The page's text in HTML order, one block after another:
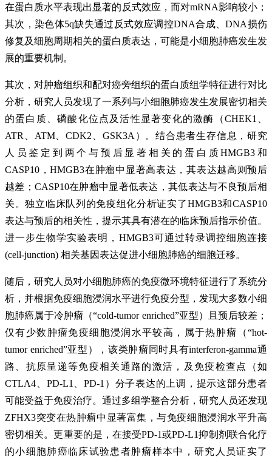
在蛋白质水平表现出显著的反式效应，而对mRNA影响较小；
其次，染色体5q缺失通过反式效应调控DNA合成、DNA损伤
修复及细胞周期相关的蛋白质表达，可能是小细胞肺癌发生发
展的重要机制。
其次，对肿瘤组织和配对癌旁组织的蛋白质组学特征进行对比
分析，研究人员发现了一系列与小细胞肺癌发生发展密切相关
的蛋白质、磷酸化位点及活性显著变化的激酶（CHEK1、
ATR、ATM、CDK2、GSK3A）。结合患者生存信息，研究
人员鉴定到两个与预后显著相关的蛋白质HMGB3和
CASP10，HMGB3在肿瘤中显著高表达，其表达越高则预后
越差；CASP10在肿瘤中显著低表达，其低表达与不良预后相
关。独立临床队列的免疫组化分析证实了HMGB3和CASP10
表达与预后的相关性，提示其具有潜在的临床预后指示价值。
进一步生物学实验表明，HMGB3可通过转录调控细胞连接
(cell-junction) 相关基因表达促进小细胞肺癌的细胞迁移。
随后，研究人员对小细胞肺癌的免疫微环境特征进行了系统分
析，并根据免疫细胞浸润水平进行免疫分型，发现大多数小细
胞肺癌属于冷肿瘤（“cold-tumor enriched”亚型）且预后较差；
仅有少数肿瘤免疫细胞浸润水平较高，属于热肿瘤（“hot-
tumor enriched”亚型），该类肿瘤同时具有interferon-gamma通
路、抗原呈递等免疫相关通路的激活，及免疫检查点（如
CTLA4、PD-L1、PD-1）分子表达的上调，提示这部分患者
可能受益于免疫治疗。通过多组学整合分析，研究人员还发现
ZFHX3突变在热肿瘤中显著富集，与免疫细胞浸润水平升高
密切相关。更重要的是，在接受PD-1或PD-L1抑制剂联合化疗
的小细胞肺癌临床试验患者肿瘤样本中，研究人员证实了